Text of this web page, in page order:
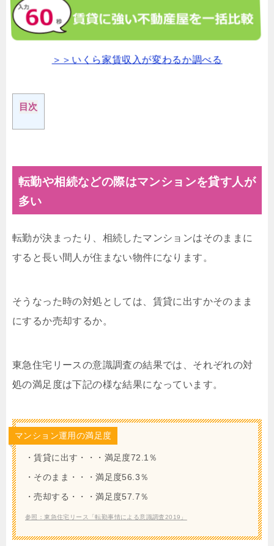
＞＞いくら家賃収入が変わるか調べる
目次
転勤や相続などの際はマンションを貸す人が
多い
転勤が決まったり、相続したマンションはそのままに
すると長い間人が住まない物件になります。
そうなった時の対処としては、賃貸に出すかそのまま
にするか売却するか。
東急住宅リースの意識調査の結果では、それぞれの対
処の満足度は下記の様な結果になっています。
マンション運用の満足度
・賃貸に出す・・・満足度72.1％
・そのまま・・・満足度56.3％
・売却する・・・満足度57.7％
参照：東急住宅リース「転勤事情による意識調査2019」